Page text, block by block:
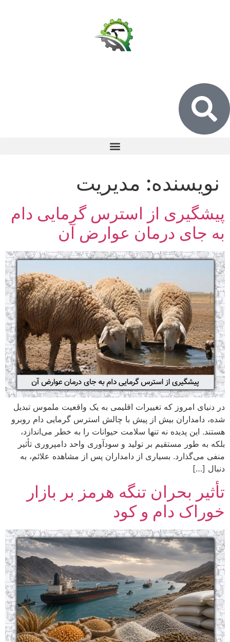
نویسنده: مدیریت
پیشگیری از استرس گرمایی دام
به جای درمان عوارض آن
در دنیای امروز که تغییرات اقلیمی به یک واقعیت ملموس تبدیل
شده، دامداران بیش از پیش با چالش استرس گرمایی دام روبرو
هستند. این پدیده نه تنها سلامت حیوانات را به خطر می‌اندازد،
بلکه به طور مستقیم بر تولید و سودآوری واحد دامپروری تأثیر
منفی می‌گذارد. بسیاری از دامداران پس از مشاهده علائم، به
دنبال […]
تأثیر بحران تنگه هرمز بر بازار
خوراک دام و کود